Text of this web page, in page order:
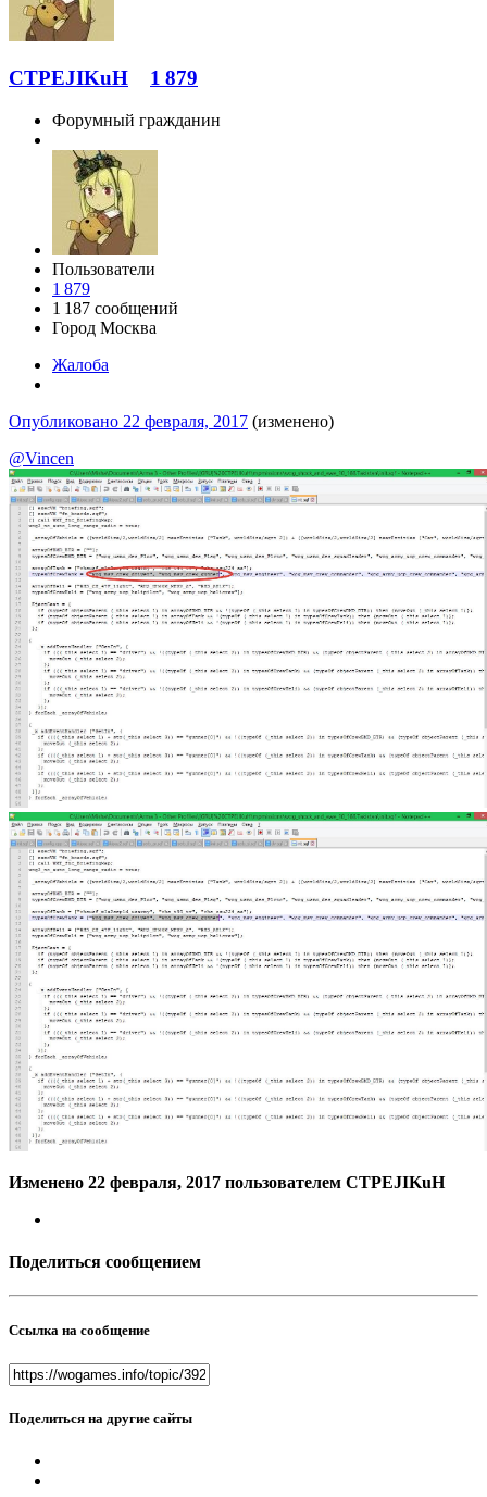
CTPEJIKuH 1 879
Форумный гражданин
Пользователи
1 879
1 187 сообщений
Город Москва
Жалоба
Опубликовано 22 февраля, 2017 (изменено)
@Vincen
Изменено 22 февраля, 2017 пользователем CTPEJIKuH
Поделиться сообщением
Ссылка на сообщение
Поделиться на другие сайты